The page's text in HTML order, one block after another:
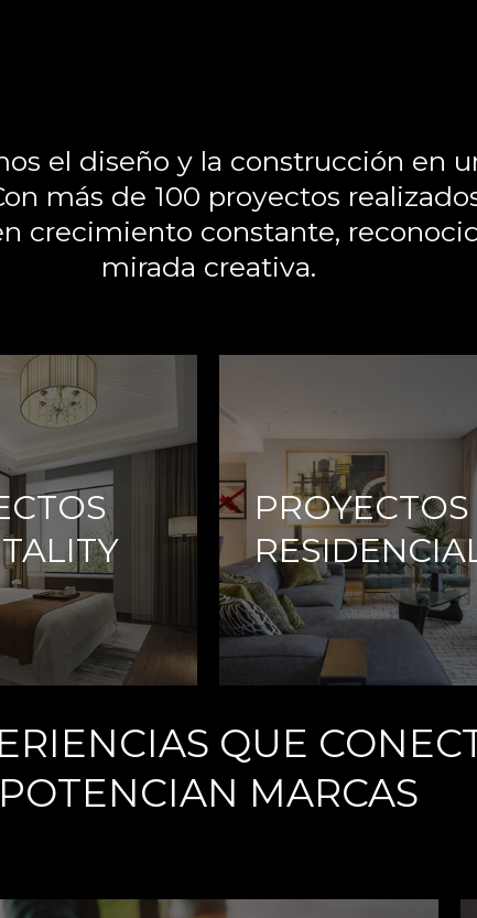
el diseño y la construcción en
más de 100 proyectos
crecimiento constante,
mirada creativa.
PROYECTOS
QUE
POTENCIAN MARCAS